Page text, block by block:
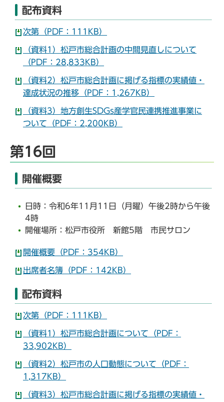
配布資料
次第（PDF：111KB）
（資料1）松戸市総合計画の中間見直しについて
（PDF：28,833KB）
（資料2）松戸市総合計画に掲げる指標の実績値・
達成状況の推移（PDF：1,267KB）
（資料3）地方創生SDGs産学官民連携推進事業に
ついて（PDF：2,200KB）
第16回
開催概要
日時：令和6年11月11日（月曜）午後2時から午後
4時
開催場所：松戸市役所 新館5階 市民サロン
開催概要（PDF：354KB）
出席者名簿（PDF：142KB）
配布資料
次第（PDF：111KB）
（資料1）松戸市総合計画について（PDF：
33,902KB）
（資料2）松戸市の人口動態について（PDF：
1,317KB）
（資料3）松戸市総合計画に掲げる指標の実績値・